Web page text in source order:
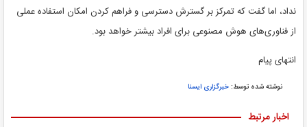
نداد، اما گفت که تمرکز بر گسترش دسترسی و فراهم کردن امکان استفاده عملی
از فناوری‌های هوش مصنوعی برای افراد بیشتر خواهد بود.
انتهای پیام
نوشته شده توسط:خبرگزاری ایسنا
اخبار مرتبط